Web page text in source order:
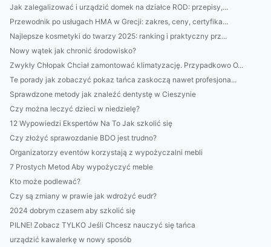
Jak zalegalizować i urządzić domek na działce ROD: przepisy,...
Przewodnik po usługach HMA w Grecji: zakres, ceny, certyfika...
Najlepsze kosmetyki do twarzy 2025: ranking i praktyczny prz...
Nowy wątek jak chronić środowisko?
Zwykły Chłopak Chciał zamontować klimatyzację. Przypadkowo O...
Te porady jak zobaczyć pokaz tańca zaskoczą nawet profesjona...
Sprawdzone metody jak znaleźć dentystę w Cieszynie
Czy można leczyć dzieci w niedzielę?
12 Wypowiedzi Ekspertów Na To Jak szkolić się
Czy złożyć sprawozdanie BDO jest trudno?
Organizatorzy eventów korzystają z wypożyczalni mebli
7 Prostych Metod Aby wypożyczyć meble
Kto może podlewać?
Czy są zmiany w prawie jak wdrożyć eudr?
2024 dobrym czasem aby szkolić się
PILNE! Zobacz TYLKO Jeśli Chcesz nauczyć się tańca
urządzić kawalerkę w nowy sposób